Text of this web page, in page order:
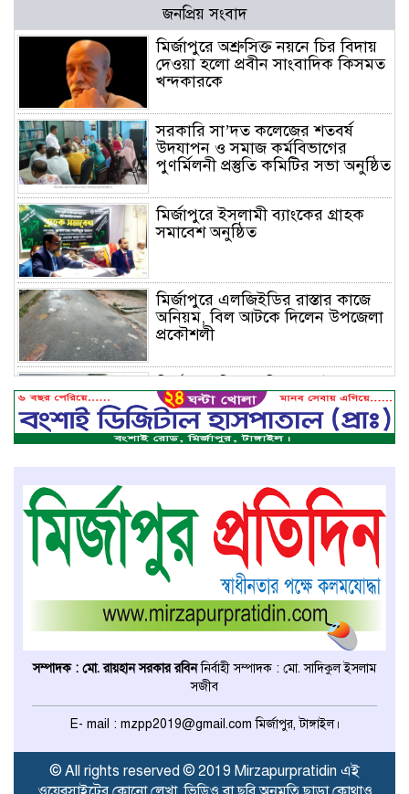
জনপ্রিয় সংবাদ
মির্জাপুরে অশ্রুসিক্ত নয়নে চির বিদায়
দেওয়া হলো প্রবীন সাংবাদিক কিসমত
খন্দকারকে
সরকারি সা’দত কলেজের শতবর্ষ
উদযাপন ও সমাজ কর্মবিভাগের
পুণর্মিলনী প্রস্তুতি কমিটির সভা অনুষ্ঠিত
মির্জাপুরে ইসলামী ব্যাংকের গ্রাহক
সমাবেশ অনুষ্ঠিত
মির্জাপুরে এলজিইডির রাস্তার কাজে
অনিয়ম, বিল আটকে দিলেন উপজেলা
প্রকৌশলী
দুয়ারি জাল ধ্বংস
মির্জাপুরে বহুরিয়া সরকারি প্রাথমিক
বিদ্যালয়ের ম্যানেজিং কমিটি গঠন
মির্জাপুরে ধান ভিজে যাওয়াকে কেন্দ্র
করে ছোট ভাইয়ের হামলায় বড় ভাই
নিহত
ঢাকা মেডিকেল কলেজের মেডিসিন
বিভাগের অধ্যাপকের দায়িত্ব পেলেন
টাঙ্গাইলের ডা. আজিজ
সম্পাদক : মো. রায়হান সরকার রবিননির্বাহী সম্পাদক : মো. সাদিকুল ইসলাম
সজীব
E- mail : mzpp2019@gmail.com মির্জাপুর, টাঙ্গাইল।
© All rights reserved © 2019 Mirzapurpratidin এই